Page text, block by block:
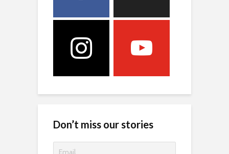
Don’t miss our stories